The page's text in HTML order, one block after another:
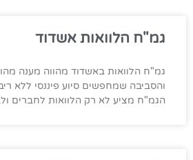
גמ"ח הלוואות אשדוד
גמ"ח הלוואות באשדוד מהווה מענה
והסביבה שמחפשים סיוע פיננסי ללא
הגמ"ח מציע לא רק הלוואות לחברים